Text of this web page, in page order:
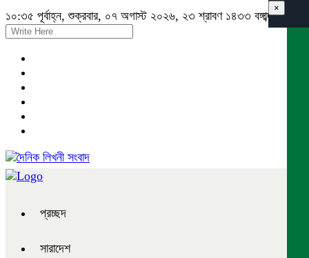
১০:৩৫ পূর্বাহ্ন, শুক্রবার, ০৭ অগাস্ট ২০২৬, ২৩ শ্রাবণ ১৪৩৩ বঙ্গাব্দ
প্রচ্ছদ
সারাদেশ
×